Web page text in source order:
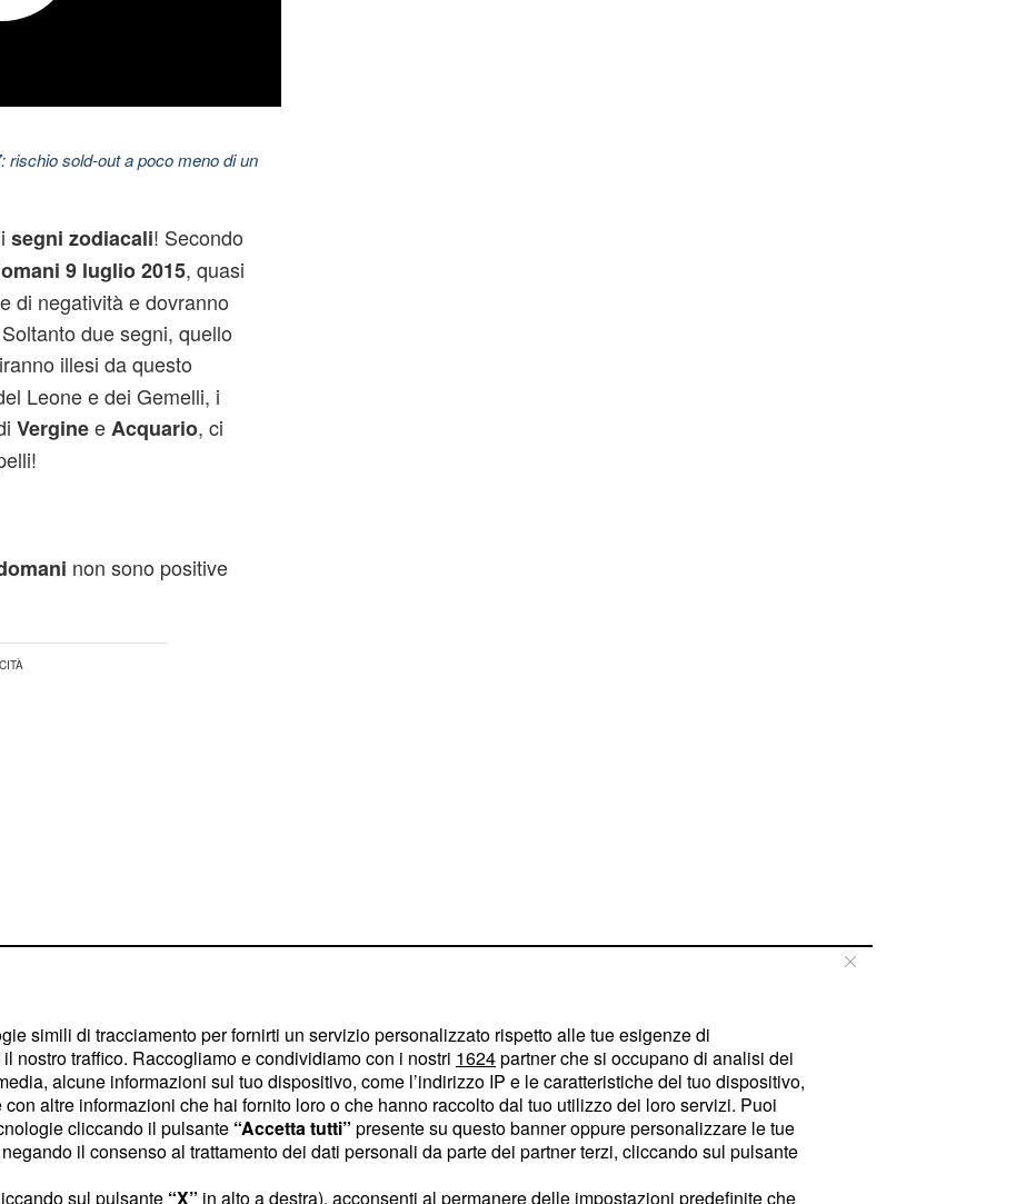
rischio sold-out a poco meno di un
segni zodiacali! Secondo
9 luglio 2015, quasi
di negatività e dovranno
due segni, quello
illesi da questo
Leone e dei Gemelli, i
VergineeAcquario, ci
non sono positive
con calma e
quotidiana, ragionando in
più serie. Dilemma in amore
cure e attenzioni, Ma se le
comportarvi e non
simili di tracciamento per fornirti un servizio personalizzato rispetto alle tue esigenze di
nostro traffico. Raccogliamo e condividiamo con i nostri 1624partner che si occupano di analisi dei
alcune informazioni sul tuo dispositivo, come l’indirizzo IP e le caratteristiche del tuo dispositivo,
altre informazioni che hai fornito loro o che hanno raccolto dal tuo utilizzo dei loro servizi. Puoi
cliccando il pulsante “Accetta tutti” presente su questo banner oppure personalizzare le tue
il consenso al trattamento dei dati personali da parte dei partner terzi, cliccando sul pulsante
sul pulsante “X” in alto a destra), acconsenti al permanere delle impostazioni predefinite che